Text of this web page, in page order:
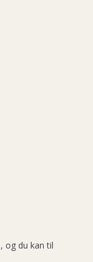
og du kan til